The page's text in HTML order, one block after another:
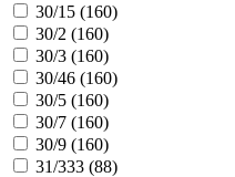
30/15 (160)
30/2 (160)
30/3 (160)
30/46 (160)
30/5 (160)
30/7 (160)
30/9 (160)
31/333 (88)